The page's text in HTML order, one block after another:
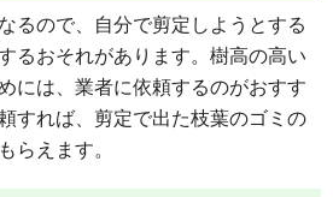
るので、自分で剪定しようとする
るおそれがあります。樹高の高い
には、業者に依頼するのがおすす
すれば、剪定で出た枝葉のゴミの
らえます。